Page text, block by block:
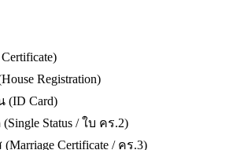
Registration)
(ID Card)
Status / ใบ คร.2)
Certificate / คร.3)